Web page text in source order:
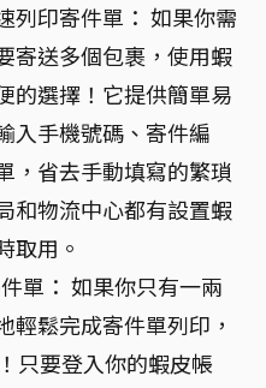
列印寄件單： 如果你需
寄送多個包裹，使用蝦
的選擇！它提供簡單易
入手機號碼、寄件編
，省去手動填寫的繁瑣
和物流中心都有設置蝦
取用。
單： 如果你只有一兩
輕鬆完成寄件單列印，
只要登入你的蝦皮帳